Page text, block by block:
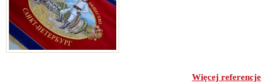
Więcej referencje